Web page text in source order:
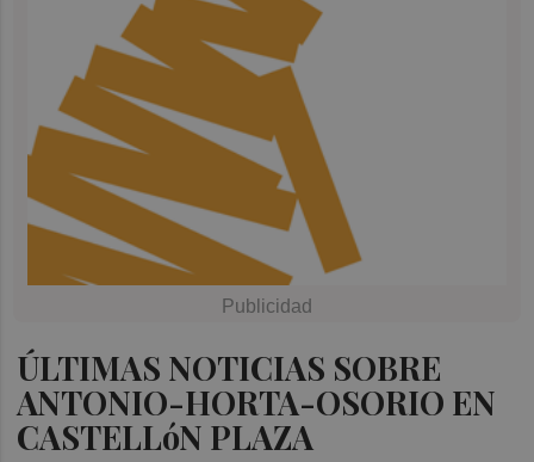
ÚLTIMAS NOTICIAS SOBRE
ANTONIO-HORTA-OSORIO EN
CASTELLóN PLAZA